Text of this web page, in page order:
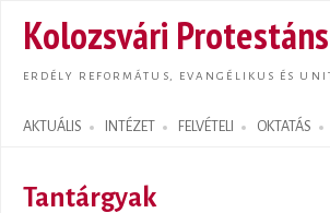
Kolozsvári
ERDÉLY REFORMÁTUS, EVANGÉLIKUS ÉS
AKTUÁLIS INTÉZET FELVÉTELI OKTATÁS
Search form
Tantárgyak